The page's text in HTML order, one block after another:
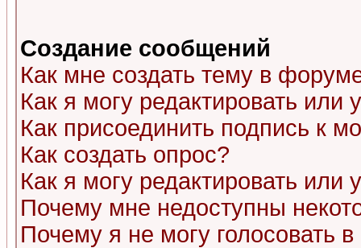
Создание сообщений
Как мне создать тему в
Как я могу редактировать или
Как присоединить подпись к
Как создать опрос?
Как я могу редактировать или
Почему мне недоступны
Почему я не могу голосовать